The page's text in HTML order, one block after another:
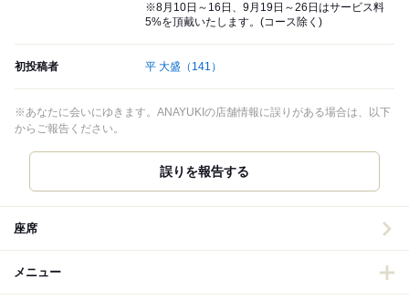
※8月10日～16日、9月19日～26日はサービス料
5%を頂戴いたします。(コース除く)
初投稿者 平 大盛 （141）
※あなたに会いにゆきます。ANAYUKIの店舗情報に誤りがある場合は、以下
からご報告ください。
誤りを報告する
座席
メニュー